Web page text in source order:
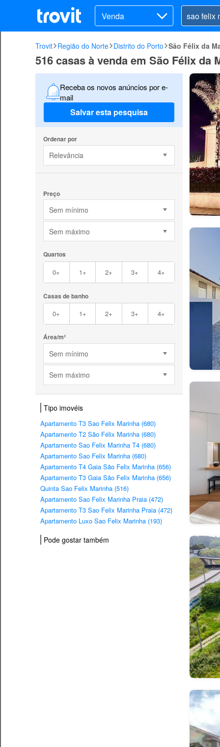
Venda
Trovit Região do Norte Distrito do Porto São Félix da
516 casas à venda em São Félix da
Receba os novos anúncios por e-
mail
Salvar esta pesquisa
Ordenar por
Relevância
Preço
Sem mínimo
Sem máximo
Quartos
0+ 1+ 2+ 3+ 4+
Casas de banho
0+ 1+ 2+ 3+ 4+
Área/m²
Sem mínimo
Sem máximo
Tipo imovéis
Apartamento T3 Sao Felix Marinha (680)
Apartamento T2 São Félix Marinha (680)
Apartamento Sao Felix Marinha T4 (680)
Apartamento Sao Felix Marinha (680)
Apartamento T4 Gaia São Felix Marinha (656)
Apartamento T3 Gaia São Felix Marinha (656)
Quinta Sao Felix Marinha (516)
Apartamento Sao Felix Marinha Praia (472)
Apartamento T3 Sao Felix Marinha Praia (472)
Apartamento Luxo Sao Felix Marinha (193)
Pode gostar também